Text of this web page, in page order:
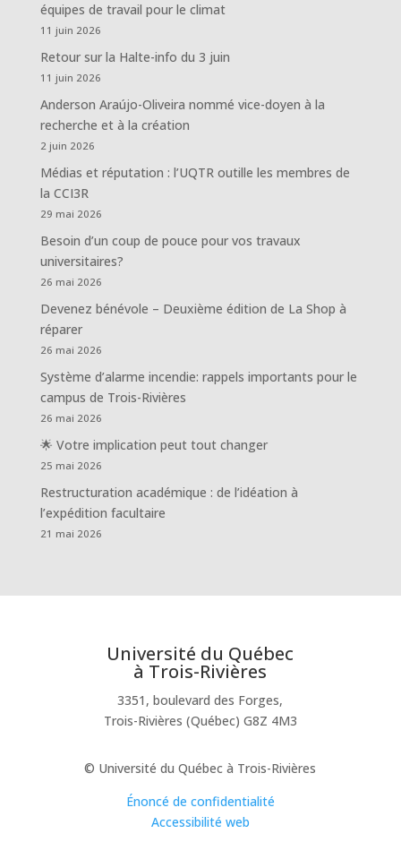
équipes de travail pour le climat
11 juin 2026
Retour sur la Halte-info du 3 juin
11 juin 2026
Anderson Araújo-Oliveira nommé vice-doyen à la
recherche et à la création
2 juin 2026
Médias et réputation : l’UQTR outille les membres de
la CCI3R
29 mai 2026
Besoin d’un coup de pouce pour vos travaux
universitaires?
26 mai 2026
Devenez bénévole – Deuxième édition de La Shop à
réparer
26 mai 2026
Système d’alarme incendie: rappels importants pour le
campus de Trois-Rivières
26 mai 2026
🌟 Votre implication peut tout changer
25 mai 2026
Restructuration académique : de l’idéation à
l’expédition facultaire
21 mai 2026
Université du Québec
à Trois-Rivières
3351, boulevard des Forges,
Trois-Rivières (Québec) G8Z 4M3
© Université du Québec à Trois-Rivières
Énoncé de confidentialité
Accessibilité web